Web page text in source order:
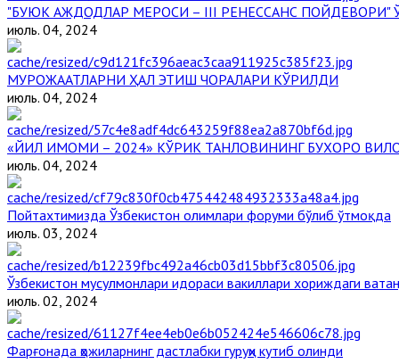
"БУЮК АЖДОДЛАР МЕРОСИ – III РЕНЕССАНС
июль. 04, 2024
МУРОЖААТЛАРНИ ҲАЛ ЭТИШ ЧОРАЛАРИ КЎРИЛДИ
июль. 04, 2024
«ЙИЛ ИМОМИ – 2024» КЎРИК ТАНЛОВИНИНГ БУХОРО
июль. 04, 2024
Пойтахтимизда Ўзбекистон олимлари форуми бўлиб ўтмоқда
июль. 03, 2024
Ўзбекистон мусулмонлари идораси вакиллари хориждаги
июль. 02, 2024
Фарғонада ҳожиларнинг дастлабки гуруҳи кутиб олинди